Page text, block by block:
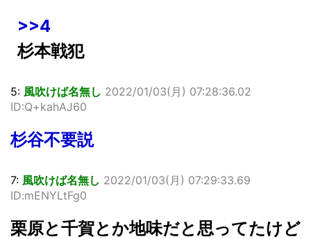
>>4
杉本戦犯
5: 風吹けば名無し 2022/01/03(月) 07:28:36.02
ID:Q+kahAJ60
杉谷不要説
7: 風吹けば名無し 2022/01/03(月) 07:29:33.69
ID:mENYLtFg0
栗原と千賀とか地味だと思ってたけど